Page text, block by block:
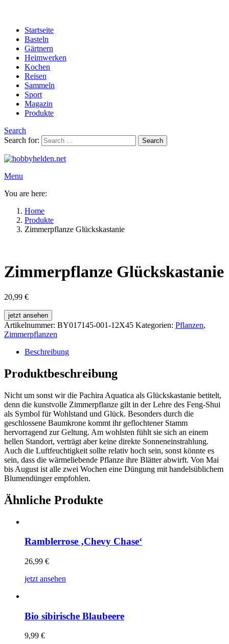
Startseite
Basteln
Gärtnern
Heimwerken
Kochen
Reisen
Sammeln
Sport
Magazin
Produkte
Search
Search for:
Search
Menu
You are here:
Home
Produkte
Zimmerpflanze Glückskastanie
Zimmerpflanze Glückskastanie
20,99 €
jetzt ansehen
Artikelnummer: BY017145-001-12X45 Kategorien: Pflanzen,
Zimmerpflanzen
Beschreibung
Produktbeschreibung
Nicht um sonst wir die Pachira Aquatica als Glückskastanie betitelt,
denn die kunstvolle Zimmerpflanze gilt in der Lehre des Feng-Shui
als Symbol für Wohlstand und Glück. Besonders durch die
geschlossene Baumkrone kommt ihr geflochtener Stamm
hervorragend zur Geltung. Am wohlsten fühlt sie sich an einem
hellen Standort, verträgt aber keine direkte Sonneneinstrahlung.
Auch die Luftfeuchtigkeit sollte relativ hoch sein, sonst könnte es
sein, dass die wärmeliebende Pflanze ihre Blätter abwirft. Von Mai
bis August ist alle zwei Wochen eine Düngung mit handelsüblichem
Blumendünger empfohlen.
Ähnliche Produkte
Ramblerrose ‚Chevy Chase‘
26,99 €
jetzt ansehen
Bio sibirische Blaubeere
9,99 €